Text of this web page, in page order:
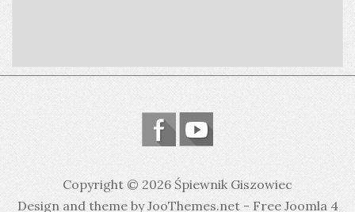
Copyright © 2026 Śpiewnik Giszowiec
Design and theme by JooThemes.net - Free Joomla 4